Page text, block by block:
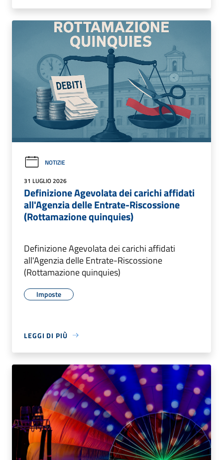
NOTIZIE
31 LUGLIO 2026
Definizione Agevolata dei carichi affidati
all'Agenzia delle Entrate-Riscossione
(Rottamazione quinquies)
Definizione Agevolata dei carichi affidati
all'Agenzia delle Entrate-Riscossione
(Rottamazione quinquies)
Imposte
LEGGI DI PIÙ